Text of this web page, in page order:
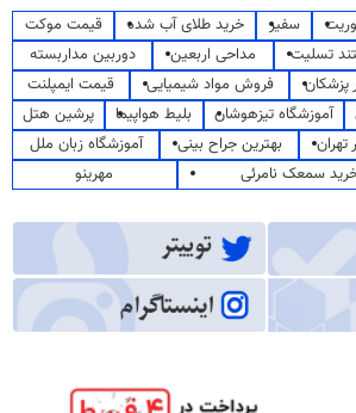
سفیر خرید طلای آب شده
قیمت موکت
تسلیت مداحی اربعین
دوربین مداربسته
پزشکان
فروش مواد شیمیایی
قیمت ایمپلنت
آموزشگاه تیزهوشان بلیط هواپیما
پرشین هتل
بهترین جراح بینی
آموزشگاه زبان ملل
سمعک نامرئی
مهرینو